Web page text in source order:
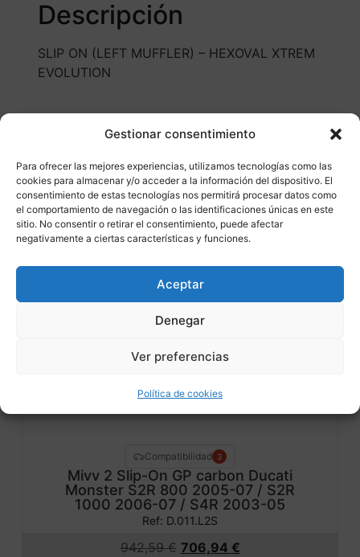
Gestionar consentimiento
Para ofrecer las mejores experiencias, utilizamos tecnologías como las
cookies para almacenar y/o acceder a la información del dispositivo. El
consentimiento de estas tecnologías nos permitirá procesar datos como
el comportamiento de navegación o las identificaciones únicas en este
sitio. No consentir o retirar el consentimiento, puede afectar
negativamente a ciertas características y funciones.
Aceptar
Denegar
Ver preferencias
Política de cookies
Descripción
SLIP ON (LEFT MUFFLER) – HEXOVAL XTREM
EVOLUTION
Otros productos
¡Ofer
Compatibilidad 3
Mivv 2 Slip-On GP carbon Ducati
Monster S2R 800 2005-07 / S2R
1000 2006-07 / S4R 2003-05
Ref: D.011.L2S
942,59€ 706,94 €